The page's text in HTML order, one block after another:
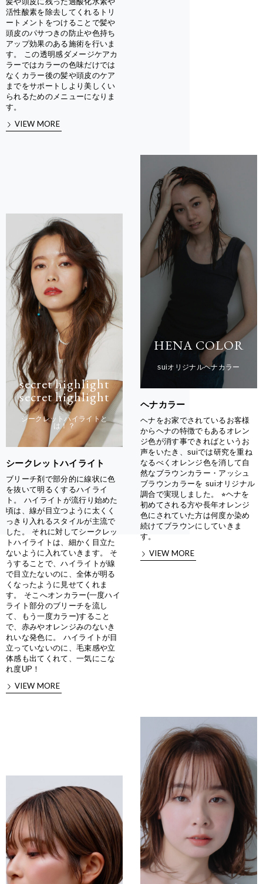
活性酸素を除去してくれるトリ
ートメントをつけることで髪や
頭皮のパサつきの防止や色持ち
アップ効果のある施術を行いま
す。 この透明感ダメージケアカ
ラーではカラーの色味だけでは
なくカラー後の髪や頭皮のケア
までをサポートしより美しくい
られるためのメニューになりま
す。
VIEW MORE
HENA COLOR
suiオリジナルヘナカラー
ヘナカラー
ヘナをお家でされているお客様
からヘナの特徴でもあるオレン
ジ色が消す事できればというお
声をいたき、suiでは研究を重ね
なるべくオレンジ色を消して自
然なブラウンカラー・アッシュ
ブラウンカラーを suiオリジナル
調合で実現しました。 ⭐︎ヘナを
初めてされる方や長年オレンジ
色にされていた方は何度か染め
続けてブラウンにしていきま
す。
VIEW MORE
secret highlight
secret highlight
シークレットハイライトと
は！？
シークレットハイライト
ブリーチ剤で部分的に線状に色
を抜いて明るくするハイライ
ト。 ハイライトが流行り始めた
頃は、線が目立つように太くく
っきり入れるスタイルが主流で
した。 それに対してシークレッ
トハイライトは、細かく目立た
ないように入れていきます。 そ
うすることで、ハイライトが線
で目立たないのに、全体が明る
くなったように見せてくれま
す。 そこへオンカラー(一度ハイ
ライト部分のブリーチを流し
て、もう一度カラー)すること
で、赤みやオレンジみのないき
れいな発色に。 ハイライトが目
立っていないのに、毛束感や立
体感も出てくれて、一気にこな
れ度UP！
VIEW MORE